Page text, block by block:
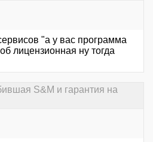
"а у вас программа
лицензионная ну тогда
S&M и гарантия на